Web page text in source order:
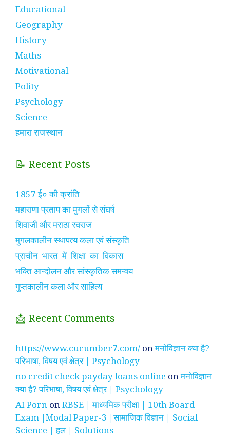
Educational
Geography
History
Maths
Motivational
Polity
Psychology
Science
हमारा राजस्थान
📝 Recent Posts
1857 ई० की क्रांति
महाराणा प्रताप का मुगलों से संघर्ष
शिवाजी और मराठा स्वराज
मुगलकालीन स्थापत्य कला एवं संस्कृति
प्राचीन भारत में शिक्षा का विकास
भक्ति आन्दोलन और सांस्कृतिक समन्वय
गुप्तकालीन कला और साहित्य
📩 Recent Comments
https://www.cucumber7.com/ onमनोविज्ञान क्या है?
परिभाषा, विषय एवं क्षेत्र | Psychology
no credit check payday loans online onमनोविज्ञान
क्या है? परिभाषा, विषय एवं क्षेत्र | Psychology
AI Porn onRBSE | माध्यमिक परीक्षा | 10th Board
Exam |Modal Paper-3 |सामाजिक विज्ञान | Social
Science | हल | Solutions